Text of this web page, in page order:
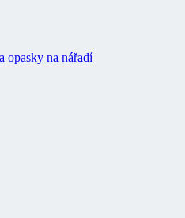
opasky na nářadí